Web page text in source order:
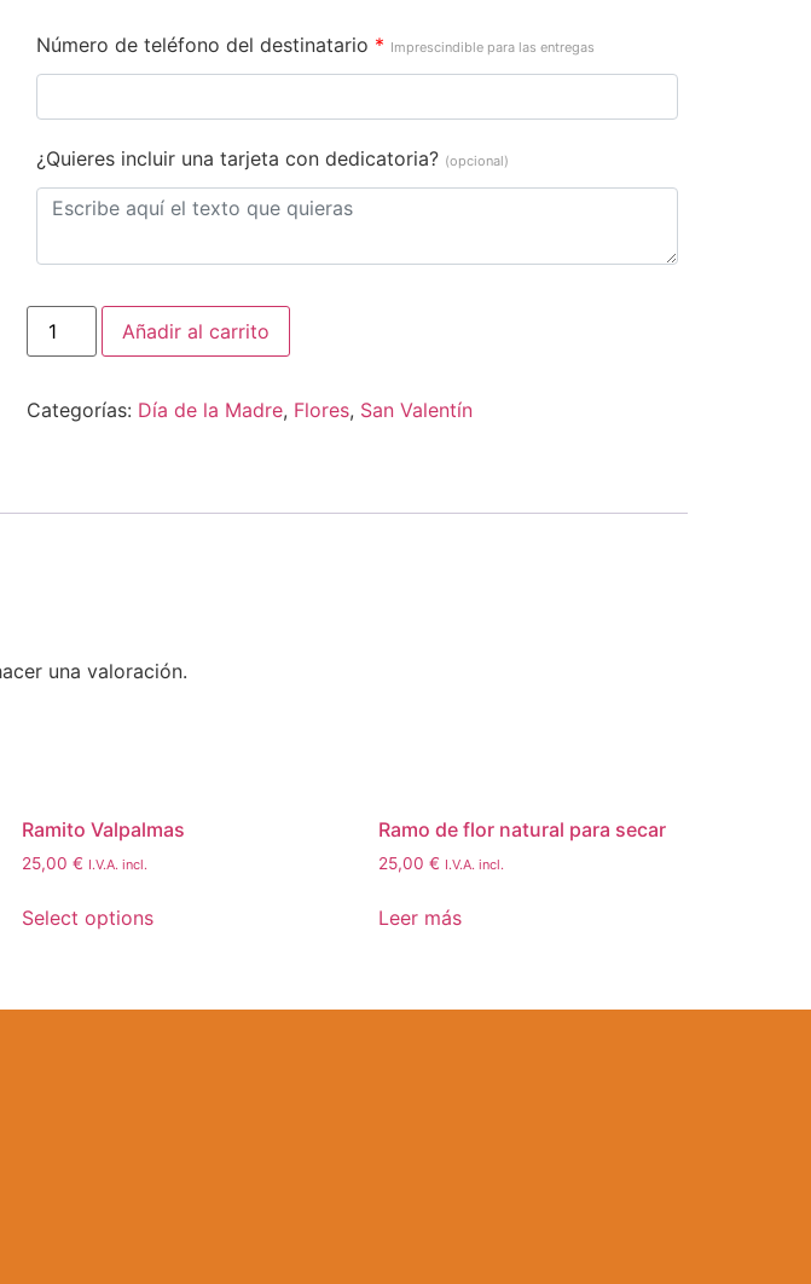
Número de teléfono del destinatario * Imprescindible para las entregas
¿Quieres incluir una tarjeta con dedicatoria? (opcional)
Añadir al carrito
Categorías: Día de la Madre, Flores, San Valentín
una valoración.
Ramito Valpalmas
25,00€ I.V.A. incl.
Select options
Ramo de flor natural para secar
25,00€ I.V.A. incl.
Leer más